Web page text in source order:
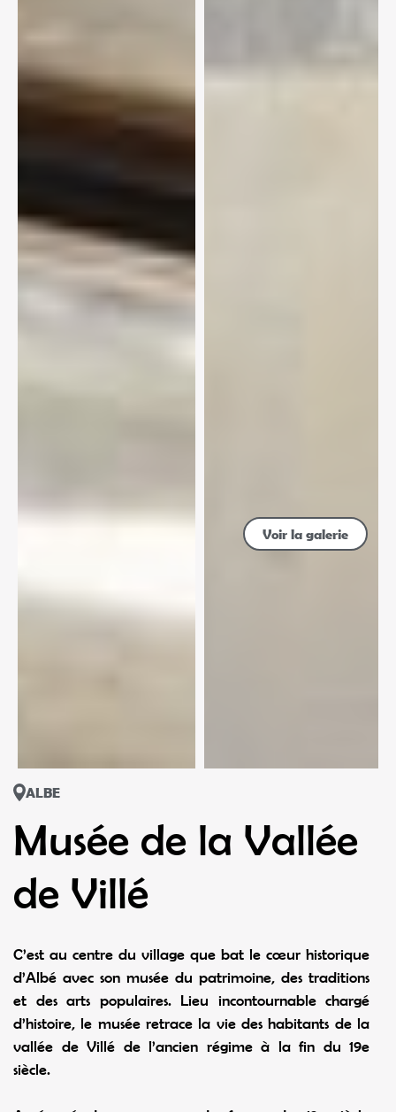
Voir la galerie
ALBE
Musée de la Vallée
de Villé
C’est au centre du village que bat le cœur historique
d’Albé avec son musée du patrimoine, des traditions
et des arts populaires. Lieu incontournable chargé
d’histoire, le musée retrace la vie des habitants de la
vallée de Villé de l’ancien régime à la fin du 19e
siècle.